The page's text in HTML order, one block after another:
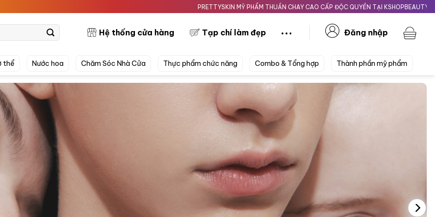
PRETTYSKIN MỸ PHẨM THUẦN CHAY CAO CẤP ĐỘC QUYỀN TẠI KSHOPBEAUTY.VN Giao
Hệ thống cửa hàng Tạp chí làm đẹp Đăng nhập
thể Nước hoa Chăm Sóc Nhà Cửa Thực phẩm chức năng Combo & Tổng hợp Thành phần mỹ phẩm